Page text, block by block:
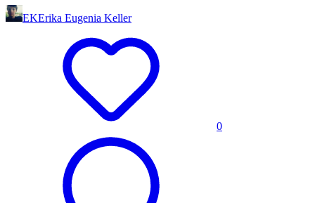
EKErika Eugenia Keller
0